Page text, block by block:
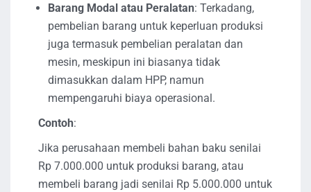
Barang Modal atau Peralatan: Terkadang,
pembelian barang untuk keperluan produksi
juga termasuk pembelian peralatan dan
mesin, meskipun ini biasanya tidak
dimasukkan dalam HPP, namun
mempengaruhi biaya operasional.
Contoh:
Jika perusahaan membeli bahan baku senilai
Rp 7.000.000 untuk produksi barang, atau
membeli barang jadi senilai Rp 5.000.000 untuk